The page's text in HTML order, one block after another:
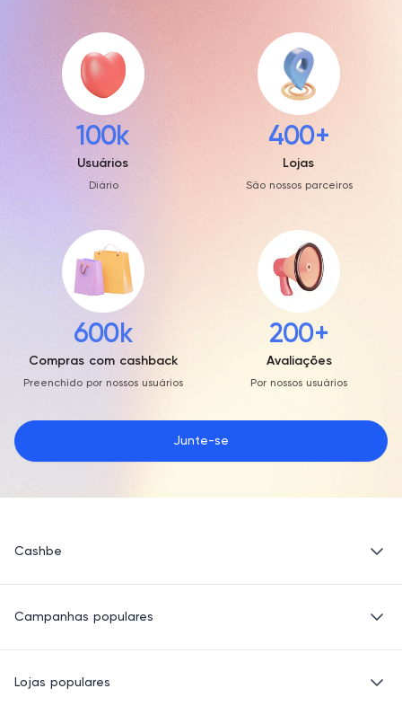
100k
Usuários
Diário
400+
Lojas
São nossos parceiros
600k
Compras com cashback
Preenchido por nossos usuários
200+
Avaliações
Por nossos usuários
Junte-se
Cashbe
Termos de Uso
Quem Somos
Campanhas populares
Roupas
Lojas populares